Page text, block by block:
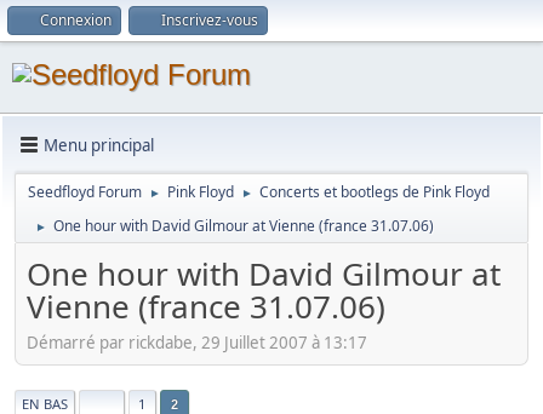
Connexion Inscrivez-vous
Menu principal
Seedfloyd Forum ► Pink Floyd ► Concerts et bootlegs de Pink Floyd
► One hour with David Gilmour at Vienne (france 31.07.06)
One hour with David Gilmour at
Vienne (france 31.07.06)
Démarré par rickdabe, 29 Juillet 2007 à 13:17
|
EN BAS 1 2